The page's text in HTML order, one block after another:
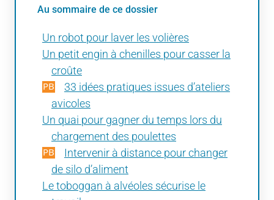
Au sommaire de ce dossier
Un robot pour laver les volières
Un petit engin à chenilles pour casser la
croûte
33 idées pratiques issues d’ateliers
avicoles
Un quai pour gagner du temps lors du
chargement des poulettes
Intervenir à distance pour changer
de silo d’aliment
Le toboggan à alvéoles sécurise le